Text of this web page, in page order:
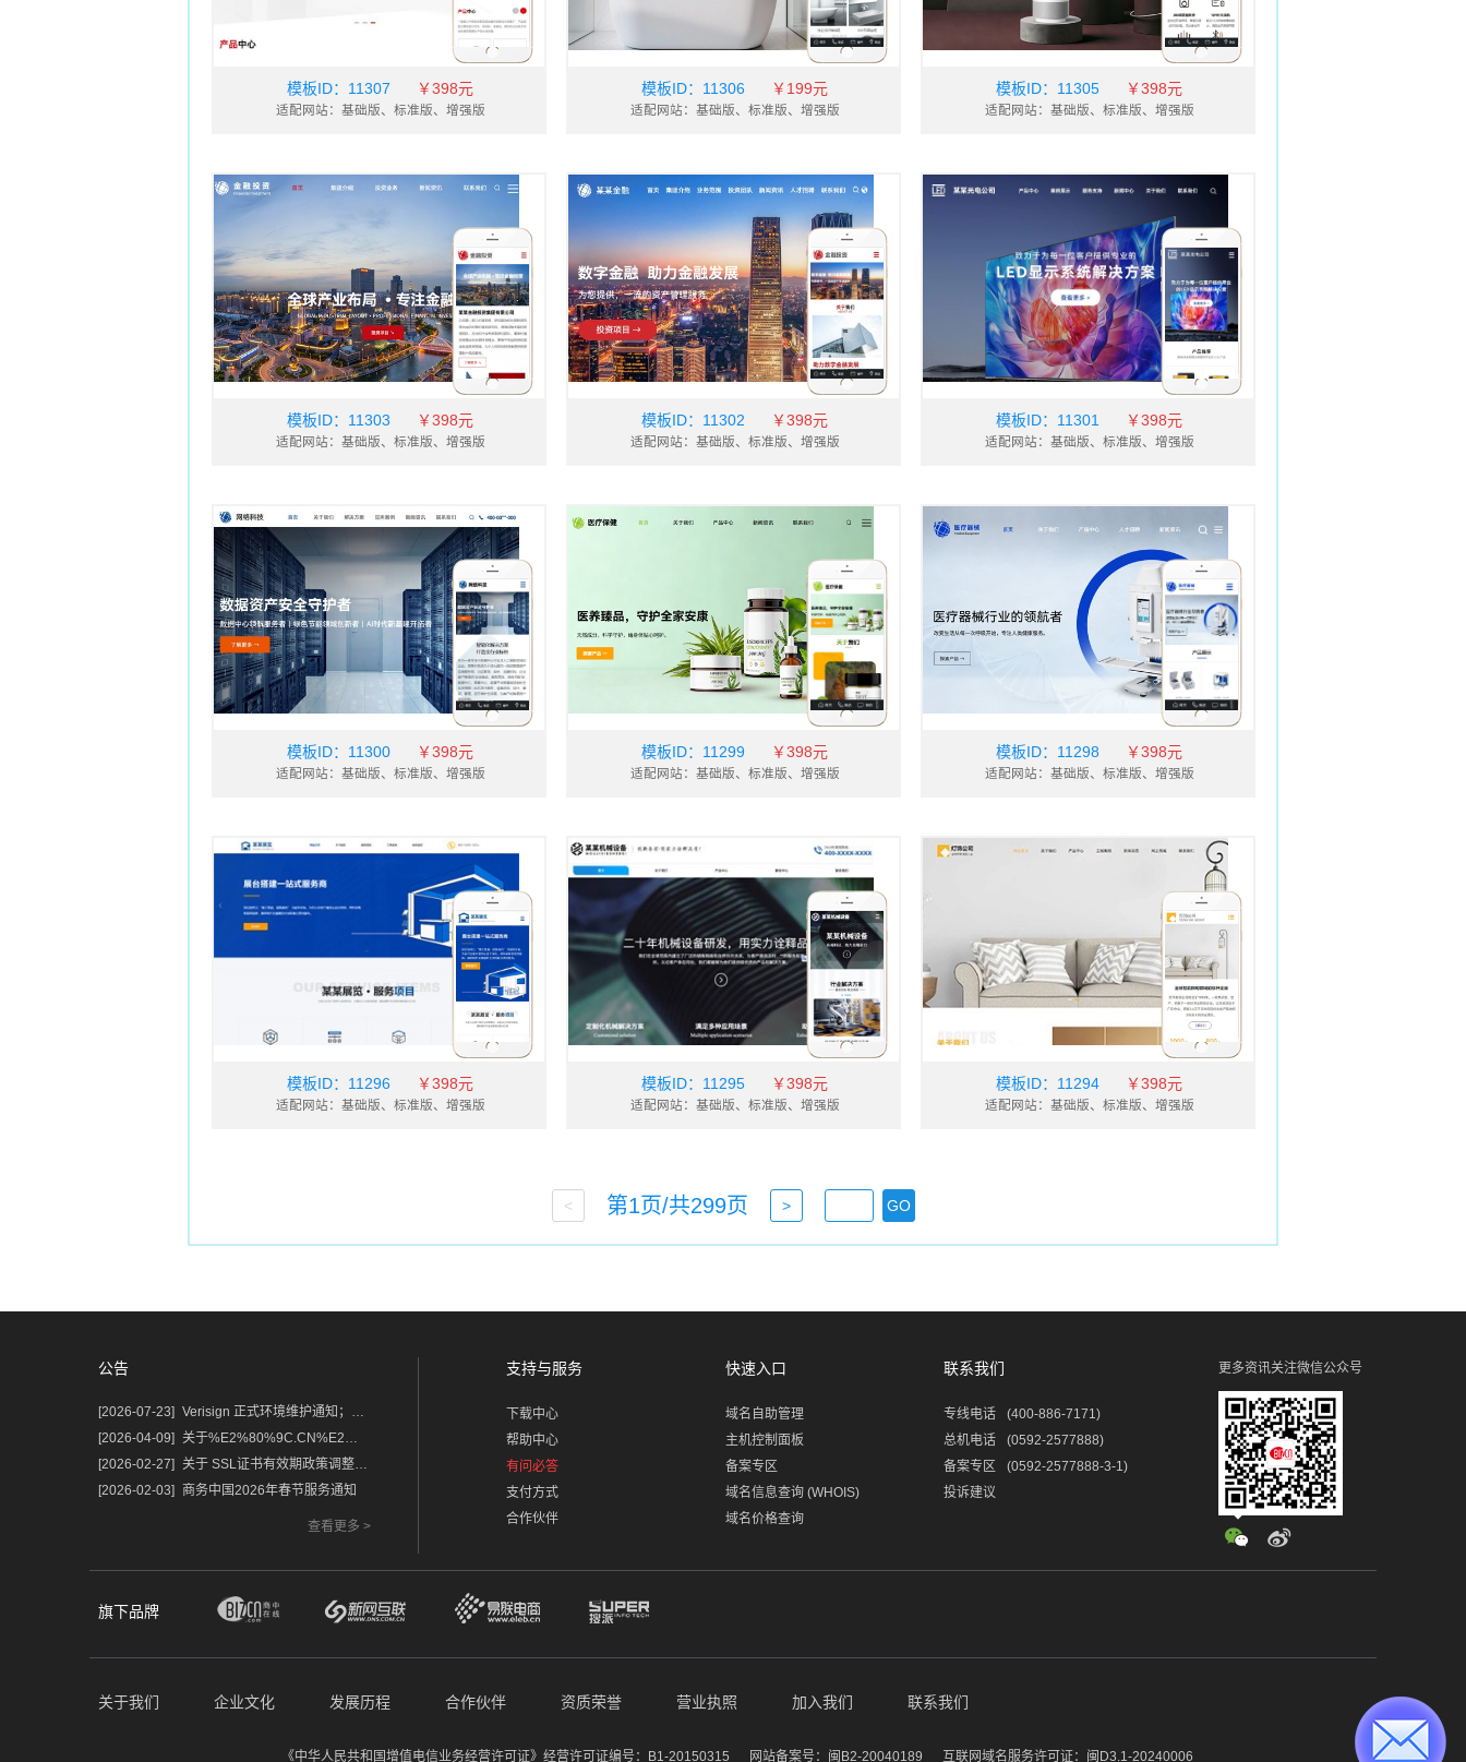
家居、日用百货 流行、时尚 鲜花 食品 眼镜
机械、工业制品 IT科技、软件 珠宝、首饰
传媒、广电
模板ID： 11307 ￥398元
适配网站：基础版、标准版、增强版
模板ID： 11306 ￥199元
适配网站：基础版、标准版、增强版
模板ID： 11305 ￥398元
适配网站：基础版、标准版、增强版
模板ID： 11303 ￥398元
适配网站：基础版、标准版、增强版
模板ID： 11302 ￥398元
适配网站：基础版、标准版、增强版
模板ID： 11301 ￥398元
适配网站：基础版、标准版、增强版
模板ID： 11300 ￥398元
适配网站：基础版、标准版、增强版
模板ID： 11299 ￥398元
适配网站：基础版、标准版、增强版
模板ID： 11298 ￥398元
适配网站：基础版、标准版、增强版
模板ID： 11296 ￥398元
适配网站：基础版、标准版、增强版
模板ID： 11295 ￥398元
适配网站：基础版、标准版、增强版
模板ID： 11294 ￥398元
适配网站：基础版、标准版、增强版
< 第1页/共299页 > GO
公告
[2026-07-23] Verisign 正式环境维护通知；含域名.com/.net
[2026-04-09] 关于%E2%80%9C.CN%E2%80%9D%E2%80%9C.中国%E2%80%9D域名保护锁及隐私服务调整的通知
[2026-02-27] 关于 SSL证书有效期政策调整的重要通知
[2026-02-03]
商务中国2026年春节服务通知
查看更多 >
支持与服务
下载中心
帮助中心
有问必答
支付方式
合作伙伴
快速入口
域名自助管理
主机控制面板
备案专区
域名信息查询 (WHOIS)
域名价格查询
联系我们
专线电话
(400-886-7171)
总机电话
(0592-2577888)
备案专区
(0592-2577888-3-1)
投诉建议
更多资讯关注微信公众号
旗下品牌
关于我们 企业文化 发展历程 合作伙伴 资质荣誉 营业执照 加入我们 联系我们
《中华人民共和国增值电信业务经营许可证》经营许可证编号：B1-20150315 网站备案号：闽B2-20040189 互联网域名服务许可证：闽D3.1-20240006